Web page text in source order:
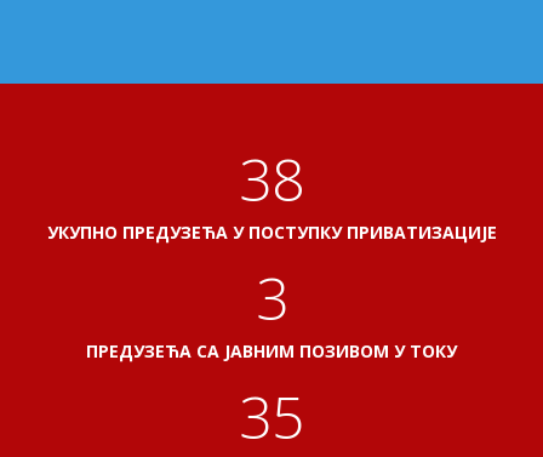
41
УКУПНО ПРЕДУЗЕЋА У ПОСТУПКУ ПРИВАТИЗАЦИЈЕ
3
ПРЕДУЗЕЋА СА ЈАВНИМ ПОЗИВОМ У ТОКУ
38